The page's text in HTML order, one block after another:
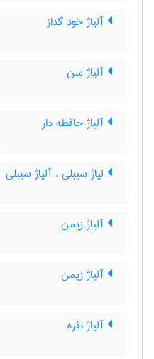
آلیاژ خود گداز
آلیاژ سن
آلیاژ حافظه دار
لیاژ سیبلی ، آلیاژ سیبلی
آلیاژ زیمن
آلیاژ زیمن
آلیاژ نقره